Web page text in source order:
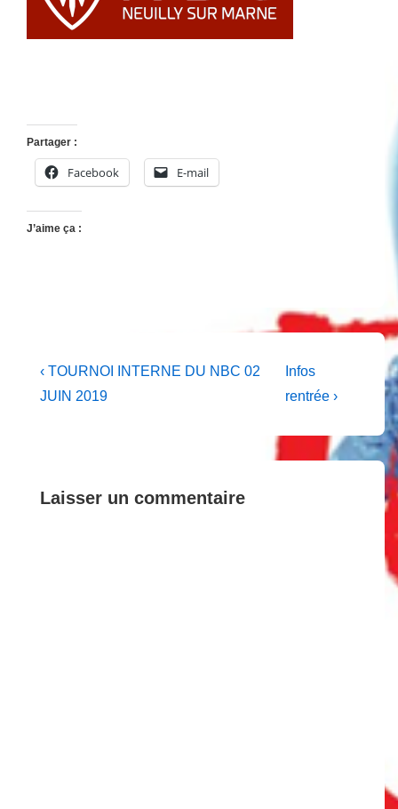
Partager :
Facebook E-mail
J’aime ça :
Navigation
de
Previous
Post
‹ TOURNOI INTERNE DU NBC 02
JUIN 2019
Next
Post
Infos
rentrée ›
Laisser un commentaire